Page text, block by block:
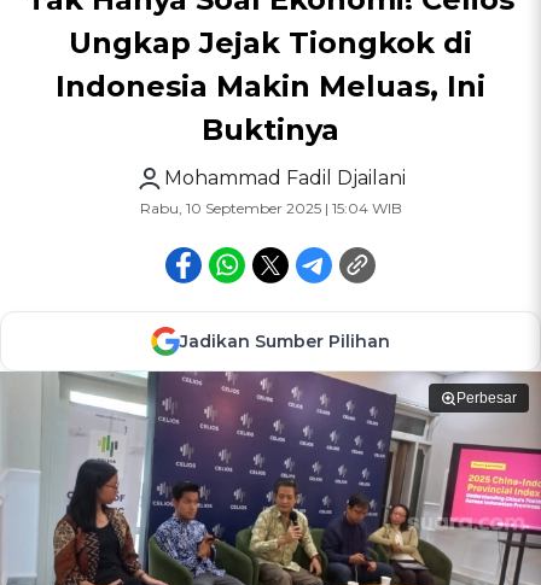
Ungkap Jejak Tiongkok di
Indonesia Makin Meluas, Ini
Buktinya
Mohammad Fadil Djailani
Rabu, 10 September 2025 | 15:04 WIB
Jadikan Sumber Pilihan
Perbesar